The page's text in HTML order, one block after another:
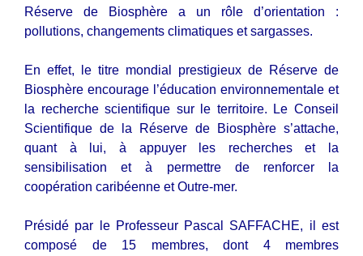
Réserve de Biosphère a un rôle d’orientation :
pollutions, changements climatiques et sargasses.
En effet, le titre mondial prestigieux de Réserve de
Biosphère encourage l’éducation environnementale et
la recherche scientifique sur le territoire. Le Conseil
Scientifique de la Réserve de Biosphère s’attache,
quant à lui, à appuyer les recherches et la
sensibilisation et à permettre de renforcer la
coopération caribéenne et Outre-mer.
Présidé par le Professeur Pascal SAFFACHE, il est
composé de 15 membres, dont 4 membres